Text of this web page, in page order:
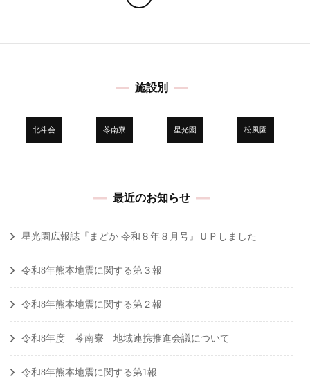
ペ
定
施設別
北斗会 苓南寮 星光園 松風園
最近のお知らせ
星光園広報誌『まどか 令和８年８月号』ＵＰしました
令和8年熊本地震に関する第３報
令和8年熊本地震に関する第２報
令和8年度 苓南寮 地域連携推進会議について
令和8年熊本地震に関する第1報